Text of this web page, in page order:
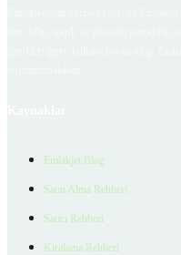
Emlakjet Blog
Satın Alma Rehberi
Satıcı Rehberi
Kiralama Rehberi